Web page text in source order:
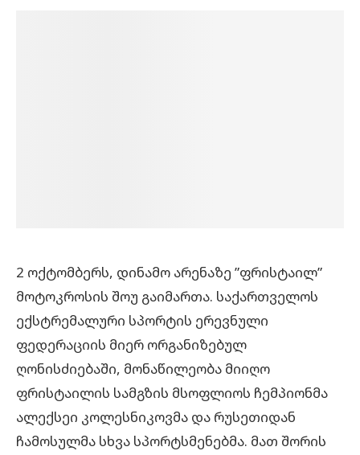
2 ოქტომბერს, დინამო არენაზე ”ფრისტაილ”
მოტოკროსის შოუ გაიმართა. საქართველოს
ექსტრემალური სპორტის ერევნული
ფედერაციის მიერ ორგანიზებულ
ღონისძიებაში, მონაწილეობა მიიღო
ფრისტაილის სამგზის მსოფლიოს ჩემპიონმა
ალექსეი კოლესნიკოვმა და რუსეთიდან
ჩამოსულმა სხვა სპორტსმენებმა. მათ შორის